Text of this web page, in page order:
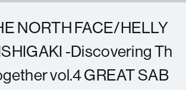
NORTH FACE/HELLY
-Discovering Th
vol.4 GREAT SAB